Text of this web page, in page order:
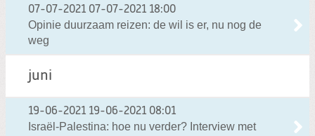
07-07-2021 07-07-2021 18:00
Opinie duurzaam reizen: de wil is er, nu nog de
weg
juni
19-06-2021 19-06-2021 08:01
Israël-Palestina: hoe nu verder? Interview met